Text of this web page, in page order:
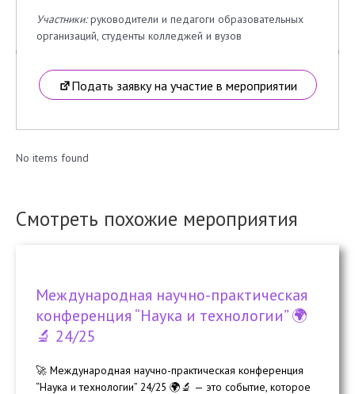
Участники:руководители и педагоги образовательных
организаций, студенты колледжей и вузов
Подать заявку на участие в мероприятии
No items found
Смотреть похожие мероприятия
Международная научно-практическая
конференция “Наука и технологии” 🌍
🔬 24/25
🚀 Международная научно-практическая конференция
“Наука и технологии” 24/25 🌍🔬 — это событие, которое